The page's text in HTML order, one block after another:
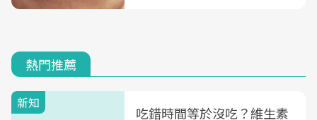
熱門推薦
新知
吃錯時間等於沒吃？維生素